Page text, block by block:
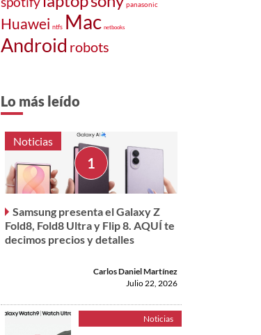
panasonic
Huawei ntfs Mac netbooks
Android robots
Lo más leído
Noticias
Samsung presenta el Galaxy Z
Fold8, Fold8 Ultra y Flip 8. AQUÍ te
decimos precios y detalles
Carlos Daniel Martínez
Julio 22, 2026
Noticias